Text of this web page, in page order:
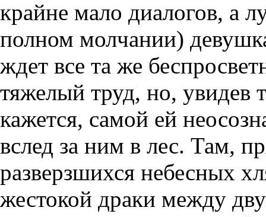
крайне мало диалогов, а
полном молчании)
ждет все та же
тяжелый труд, но, увидев
кажется, самой ей
вслед за ним в лес. Там,
разверзшихся небесных
жестокой драки между